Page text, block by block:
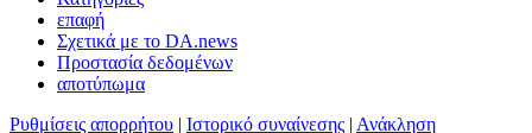
επαφή
Σχετικά με το DA.news
Προστασία δεδομένων
αποτύπωμα
Ρυθμίσεις απορρήτου | Ιστορικό συναίνεσης | Ανάκληση